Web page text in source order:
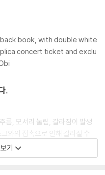
book, with double white
concert ticket and exclu
.
름, 모서리 눌림, 갈라짐이 발생
와의 접촉으로 인해 갈라질 수
반품/교환 처리 불가합니다.
기